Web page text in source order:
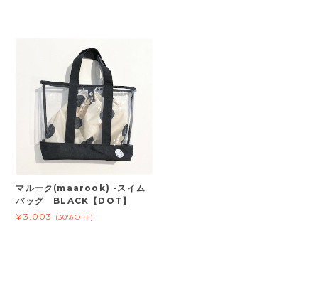
マルーク(maarook) -スイム
バッグ BLACK【DOT】
¥3,003
(30%OFF)